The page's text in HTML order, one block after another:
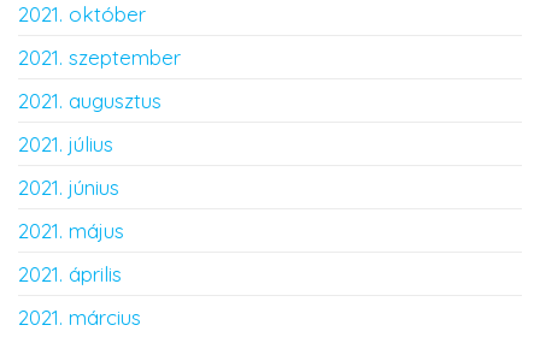
2021. október
2021. szeptember
2021. augusztus
2021. július
2021. június
2021. május
2021. április
2021. március